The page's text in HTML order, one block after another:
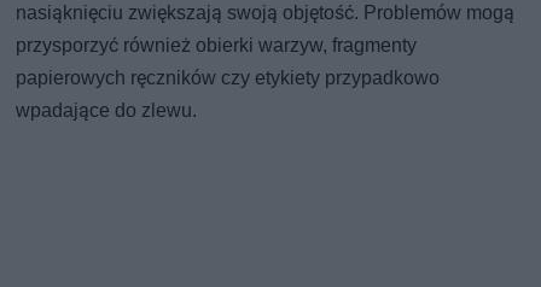
nasiąknięciu zwiększają swoją objętość. Problemów mogą
przysporzyć również obierki warzyw, fragmenty
papierowych ręczników czy etykiety przypadkowo
wpadające do zlewu.